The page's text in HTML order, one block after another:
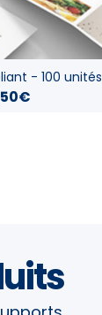
- 100 unités